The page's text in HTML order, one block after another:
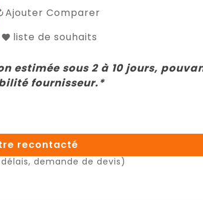
Ajouter Comparer
liste de souhaits
estimée sous 2 à 10 jours,
fournisseur.*
recontacté
demande de devis)